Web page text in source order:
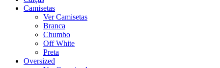
Camisetas
Ver Camisetas
Branca
Chumbo
Off White
Preta
Oversized